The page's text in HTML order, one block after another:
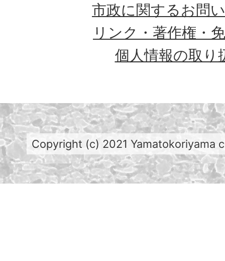
市政に関するお問
リンク・著作権・
個人情報の取り
Copyright (c) 2021 Yamatokoriyama